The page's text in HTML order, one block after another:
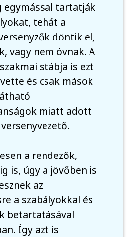
egymással tartatják
tehát a
döntik el,
vagy nem óvnak. A
stábja is ezt
és csak mások
miatt adott
a rendezők,
is, úgy a jövőben is
az
a szabályokkal és
betartatásával
Így azt is